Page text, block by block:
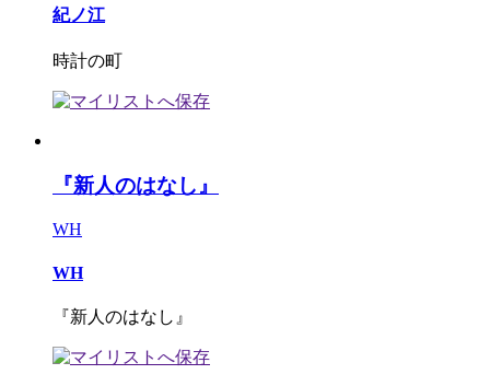
紀ノ江
時計の町
『新人のはなし』
WH
WH
『新人のはなし』